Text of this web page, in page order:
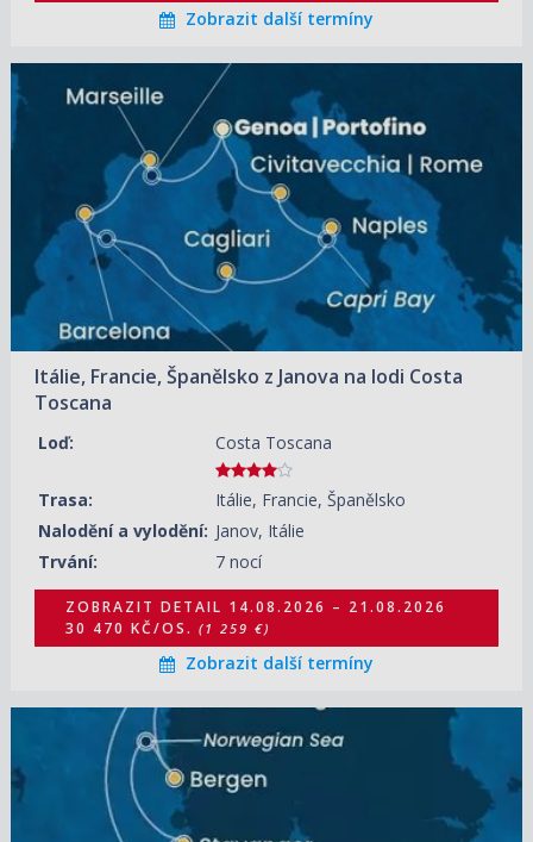
Zobrazit další termíny
Itálie, Francie, Španělsko z Janova na lodi Costa
Toscana
Loď: Costa Toscana
Trasa:
Itálie, Francie, Španělsko
Nalodění a vylodění: Janov, Itálie
Trvání:
7 nocí
ZOBRAZIT DETAIL
14.08.2026 – 21.08.2026
30 470 KČ/OS.
(1 259 €)
ZOBRAZIT DETAIL
21.08.2026 – 28.08.2026
28 530 KČ/OS.
(1 179 €)
ZOBRAZIT DETAIL
28.08.2026 – 04.09.2026
27 560 KČ/OS.
(1 139 €)
ZOBRAZIT DETAIL 14.08.2026 – 21.08.2026
30 470 KČ/OS. (1 259 €)
Zobrazit další termíny
ZOBRAZIT DETAIL
14.08.2026 – 21.08.2026
32 650 KČ/OS.
ZOBRAZIT DETAIL
21.08.2026 – 28.08.2026